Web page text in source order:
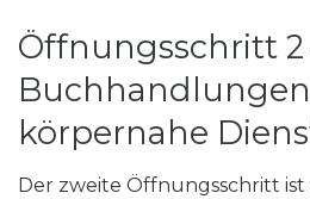
Öffnungsschritt 2
körpernahe
Der zweite Öffnungsschritt ist